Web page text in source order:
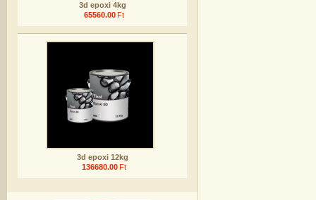
3d epoxi 4kg
65560.00 Ft
3d epoxi 12kg
136680.00 Ft